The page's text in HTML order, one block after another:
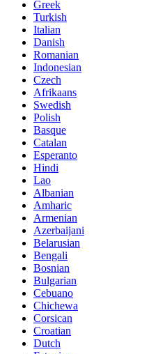
Greek
Turkish
Italian
Danish
Romanian
Indonesian
Czech
Afrikaans
Swedish
Polish
Basque
Catalan
Esperanto
Hindi
Lao
Albanian
Amharic
Armenian
Azerbaijani
Belarusian
Bengali
Bosnian
Bulgarian
Cebuano
Chichewa
Corsican
Croatian
Dutch